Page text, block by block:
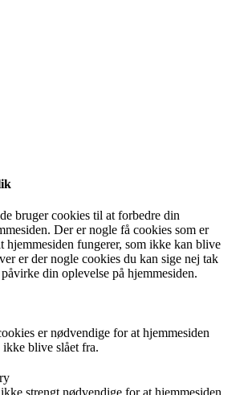
bruger cookies til at forbedre din
Der er nogle få cookies som er
hjemmesiden fungerer, som ikke kan blive
er der nogle cookies du kan sige nej tak
din oplevelse på hjemmesiden.
er nødvendige for at hjemmesiden
blive slået fra.